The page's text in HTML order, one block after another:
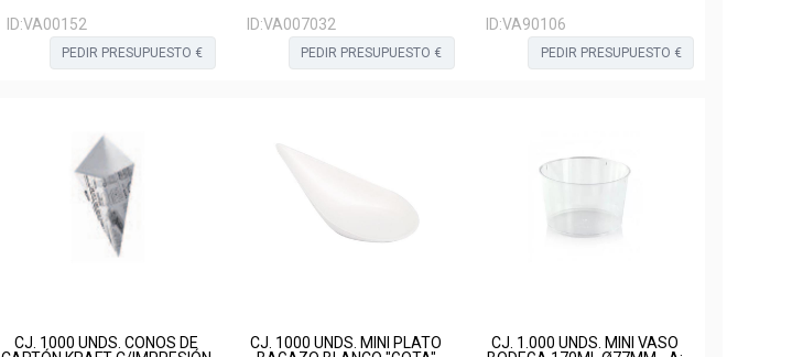
ID:VA00152
PEDIR PRESUPUESTO €
ID:VA007032
PEDIR PRESUPUESTO €
ID:VA90106
PEDIR PRESUPUESTO €
CJ. 1000 UNDS. CONOS DE
CJ. 1000 UNDS. MINI PLATO
CJ. 1.000 UNDS. MINI VASO